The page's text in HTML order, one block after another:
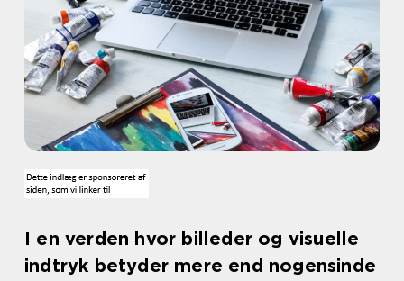
I en verden hvor billeder og visuelle
indtryk betyder mere end nogensinde